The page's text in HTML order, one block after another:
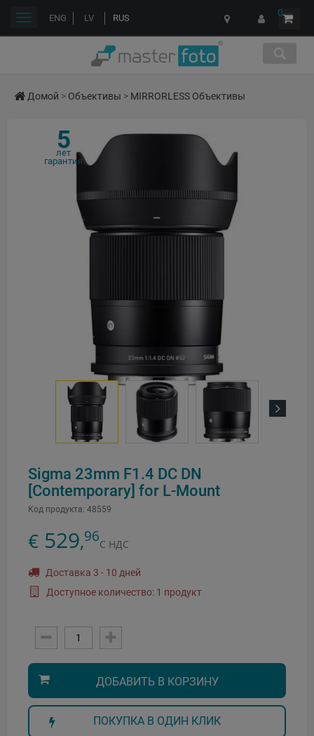
ENG LV RUS 0
Переключить
Домой > Объективы > MIRRORLESS Объективы
5
лет
гарантия
Sigma 23mm F1.4 DC DN
[Contemporary] for L-Mount
Код продукта: 48559
€ 529,96С НДС
Доставка 3 - 10 дней
Доступное количество: 1 продукт
ДОБАВИТЬ В КОРЗИНУ
ПОКУПКА В ОДИН КЛИК